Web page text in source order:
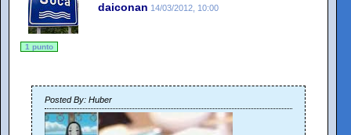
daiconan 14/03/2012, 10:00
1 punto
Posted By: Huber